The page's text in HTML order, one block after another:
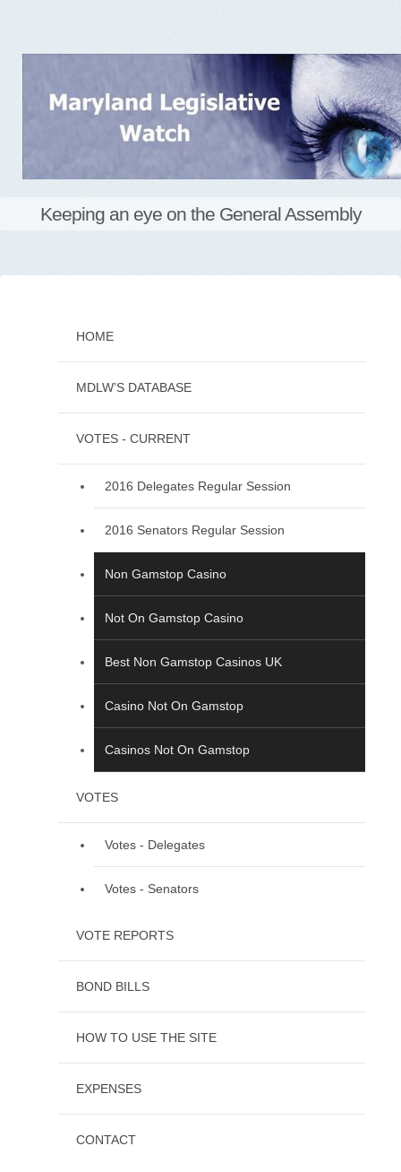
Keeping an eye on the General Assembly
HOME
MDLW’S DATABASE
VOTES - CURRENT
2016 Delegates Regular Session
2016 Senators Regular Session
Non Gamstop Casino
Not On Gamstop Casino
Best Non Gamstop Casinos UK
Casino Not On Gamstop
Casinos Not On Gamstop
VOTES
Votes - Delegates
Votes - Senators
VOTE REPORTS
BOND BILLS
HOW TO USE THE SITE
EXPENSES
CONTACT